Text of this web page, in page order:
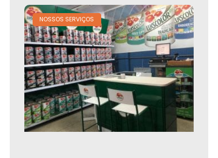
NOSSOS SERVIÇOS